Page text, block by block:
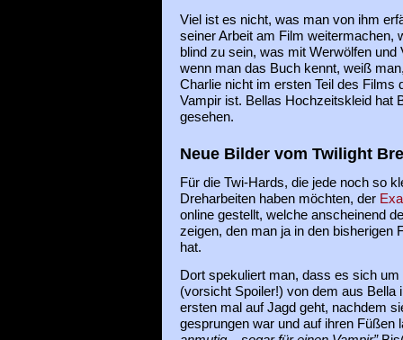
Viel ist es nicht, was man von ihm
seiner Arbeit am Film weitermachen,
blind zu sein, was mit Werwölfen und
wenn man das Buch kennt, weiß
Charlie nicht im ersten Teil des Films
Vampir ist. Bellas Hochzeitskleid hat
gesehen.
Neue Bilder vom Twilight
Für die Twi-Hards, die jede noch so
Dreharbeiten haben möchten, der
online gestellt, welche anscheinend
zeigen, den man ja in den bisherigen
hat.
Dort spekuliert man, dass es sich
(vorsicht Spoiler!) von dem aus Bella
ersten mal auf Jagd geht, nachdem
gesprungen war und auf ihren Füßen